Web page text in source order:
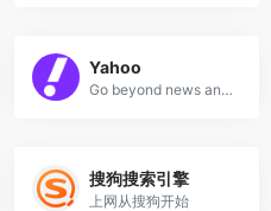
Yahoo
Go beyond news and email. G...
搜狗搜索引擎
上网从搜狗开始